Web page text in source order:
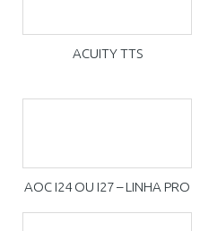
ACUITY TTS
AOC I24 OU I27 – LINHA PRO